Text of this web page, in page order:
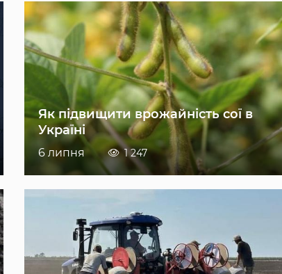
Як підвищити врожайність сої в
Україні
6 липня 1 247